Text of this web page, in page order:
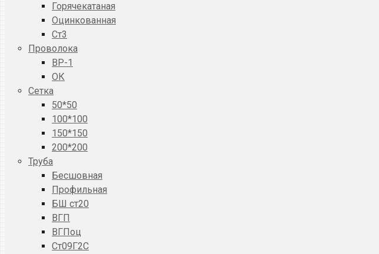
Горячекатаная
Оцинкованная
Ст3
Проволока
ВР-1
ОК
Сетка
50*50
100*100
150*150
200*200
Труба
Бесшовная
Профильная
БШ ст20
ВГП
ВГПоц
Ст09Г2С